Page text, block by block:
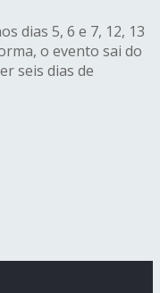
dias 5, 6 e 7, 12, 13
o evento sai do
seis dias de